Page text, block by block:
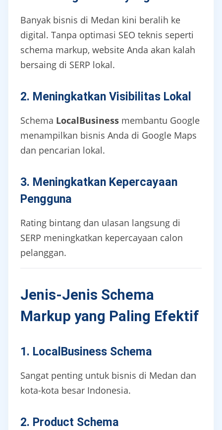
Banyak bisnis di Medan kini beralih ke
digital. Tanpa optimasi SEO teknis seperti
schema markup, website Anda akan kalah
bersaing di SERP lokal.
2. Meningkatkan Visibilitas Lokal
Schema LocalBusiness membantu Google
menampilkan bisnis Anda di Google Maps
dan pencarian lokal.
3. Meningkatkan Kepercayaan
Pengguna
Rating bintang dan ulasan langsung di
SERP meningkatkan kepercayaan calon
pelanggan.
Jenis-Jenis Schema
Markup yang Paling Efektif
1. LocalBusiness Schema
Sangat penting untuk bisnis di Medan dan
kota-kota besar Indonesia.
2. Product Schema